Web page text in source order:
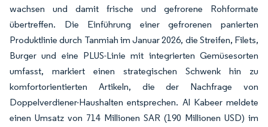
wachsen und damit frische und gefrorene Rohformate
übertreffen. Die Einführung einer gefrorenen panierten
Produktlinie durch Tanmiah im Januar 2026, die Streifen, Filets,
Burger und eine PLUS-Linie mit integrierten Gemüsesorten
umfasst, markiert einen strategischen Schwenk hin zu
komfortorientierten Artikeln, die der Nachfrage von
Doppelverdiener-Haushalten entsprechen. Al Kabeer meldete
einen Umsatz von 714 Millionen SAR (190 Millionen USD) im